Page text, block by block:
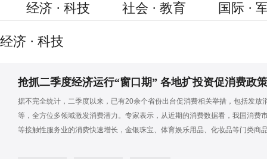
经济 · 科技 社会 · 教育 国际 ·
经济 · 科技
抢抓二季度经济运行“窗口期” 各地扩投资促消费政
据不完全统计，二季度以来，已有20余个省份出台促消费相关举措，包括发放
等，全方位多领域激发消费潜力。专家表示，从近期的消费数据看，我国消费
等接触性服务业的消费快速增长，金银珠宝、体育娱乐用品、化妆品等门类商